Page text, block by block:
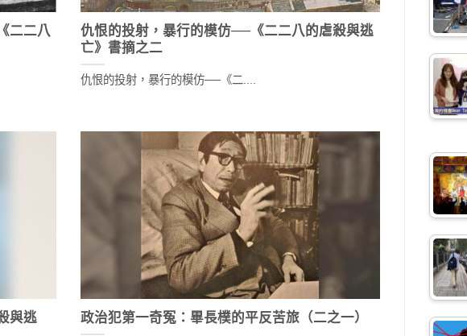
二二八
仇恨的投射，暴行的模仿──《二二八的虐殺與逃
亡》書摘之二
仇恨的投射，暴行的模仿──《二....
與逃
政治犯第一奇冤：畢長樸的平反苦旅（二之一）